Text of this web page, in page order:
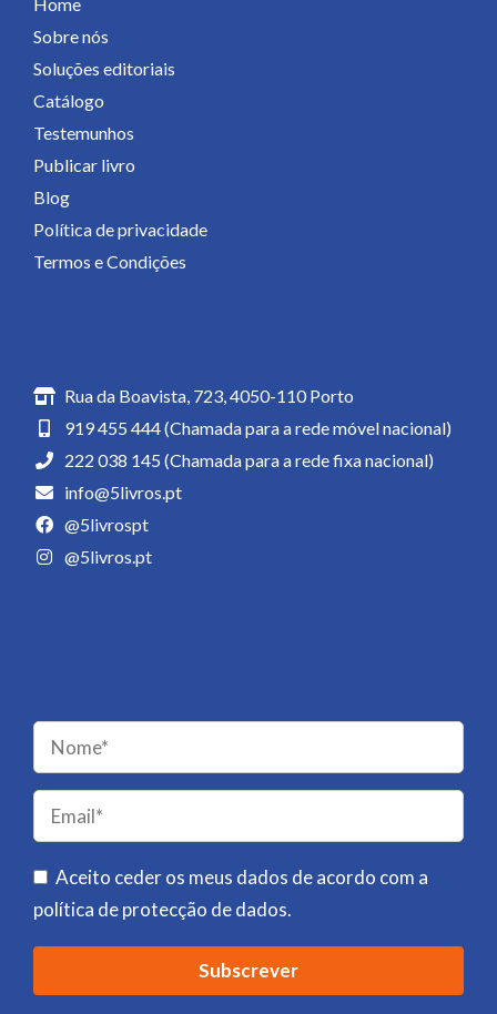
Sobre nós
Soluções editoriais
Catálogo
Testemunhos
Publicar livro
Blog
Política de privacidade
Termos e Condições
Rua da Boavista, 723, 4050-110 Porto
919 455 444 (Chamada para a rede móvel nacional)
222 038 145 (Chamada para a rede fixa nacional)
info@5livros.pt
@5livrospt
@5livros.pt
Please
leave
this
field
empty.
Aceito ceder os meus dados de acordo com a
política de protecção de dados.